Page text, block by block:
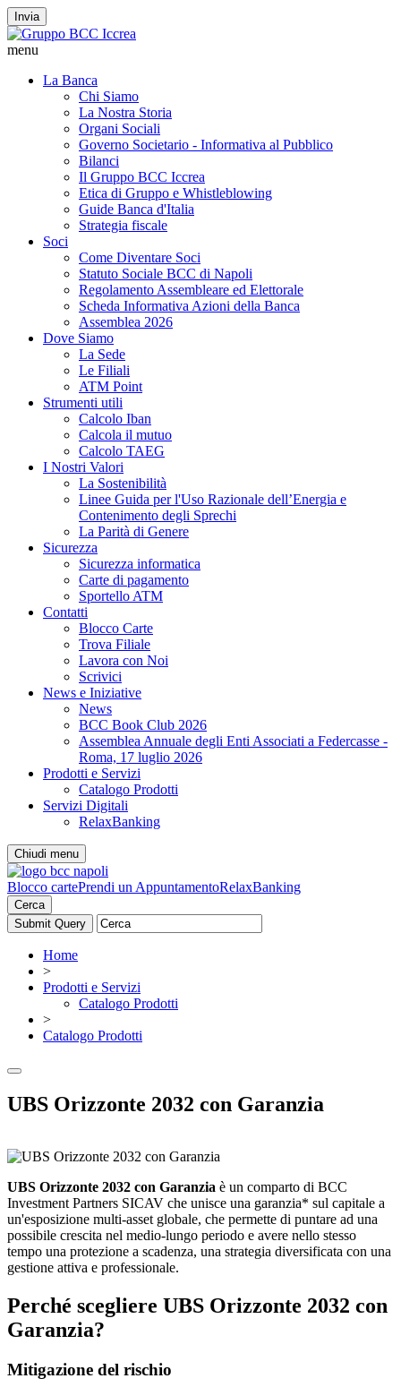
Invia
menu
La Banca
Chi Siamo
La Nostra Storia
Organi Sociali
Governo Societario - Informativa al Pubblico
Bilanci
Il Gruppo BCC Iccrea
Etica di Gruppo e Whistleblowing
Guide Banca d'Italia
Strategia fiscale
Soci
Come Diventare Soci
Statuto Sociale BCC di Napoli
Regolamento Assembleare ed Elettorale
Scheda Informativa Azioni della Banca
Assemblea 2026
Dove Siamo
La Sede
Le Filiali
ATM Point
Strumenti utili
Calcolo Iban
Calcola il mutuo
Calcolo TAEG
I Nostri Valori
La Sostenibilità
Linee Guida per l'Uso Razionale dell’Energia e
Contenimento degli Sprechi
La Parità di Genere
Sicurezza
Sicurezza informatica
Carte di pagamento
Sportello ATM
Contatti
Blocco Carte
Trova Filiale
Lavora con Noi
Scrivici
News e Iniziative
News
BCC Book Club 2026
Assemblea Annuale degli Enti Associati a Federcasse -
Roma, 17 luglio 2026
Prodotti e Servizi
Catalogo Prodotti
Servizi Digitali
RelaxBanking
Chiudi menu
Blocco cartePrendi un AppuntamentoRelaxBanking
Cerca
Home
>
Prodotti e Servizi
Catalogo Prodotti
>
Catalogo Prodotti
UBS Orizzonte 2032 con Garanzia
UBS Orizzonte 2032 con Garanzia è un comparto di BCC
Investment Partners SICAV che unisce una garanzia* sul capitale a
un'esposizione multi-asset globale, che permette di puntare ad una
possibile crescita nel medio-lungo periodo e avere nello stesso
tempo una protezione a scadenza, una strategia diversificata con una
gestione attiva e professionale.
Perché scegliere UBS Orizzonte 2032 con
Garanzia?
Mitigazione del rischio